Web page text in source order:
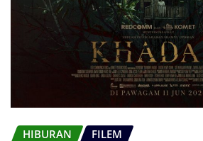
HIBURAN FILEM